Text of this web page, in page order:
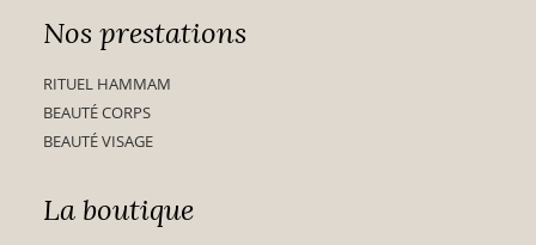
Nos prestations
RITUEL HAMMAM
BEAUTÉ CORPS
BEAUTÉ VISAGE
La boutique